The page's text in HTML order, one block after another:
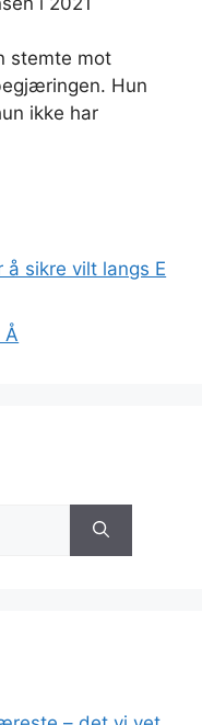
stemte mot
Hun
ikke har
sikre vilt langs E
Å